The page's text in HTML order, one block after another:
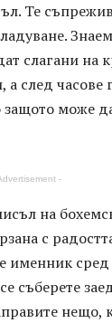
Те
слагани на
след часове
може
-
на
с
именник
съберете
нещо,